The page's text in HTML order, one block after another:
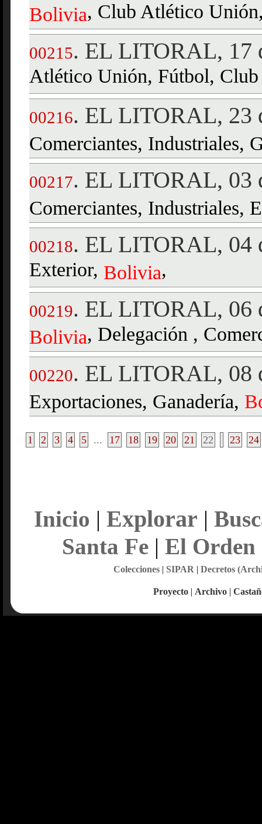
Bolivia, Club Atlético
00215. EL LITORAL, 17
Atlético Unión, Fútbol,
00216. EL LITORAL, 23
Comerciantes, Industriales,
00217. EL LITORAL, 03
Comerciantes, Industriales,
00218. EL LITORAL, 04
Exterior, Bolivia,
00219. EL LITORAL, 06
Bolivia, Delegación ,
00220. EL LITORAL, 08
Exportaciones, Ganadería,
1 2 3 4 5 ... 17 18 19 20 21 22 23 24
Inicio | Explorar |
Santa Fe| El Orden
Colecciones| SIPAR | Decretos
Proyecto | Archivo |